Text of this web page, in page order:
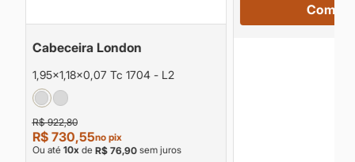
Cabeceira London
1,95x1,18x0,07 Tc 1704 - L2
R$ 922,80
R$ 730,55no pix
Ou até 10xde R$ 76,90sem juros